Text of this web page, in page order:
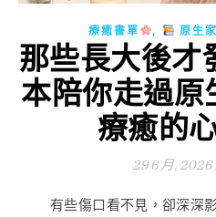
療癒書單 , 原生
那些長大後才
本陪你走過原
療癒的
29 6 月, 2026
有些傷口看不見，卻深深影響著我們的人生。 也許你總